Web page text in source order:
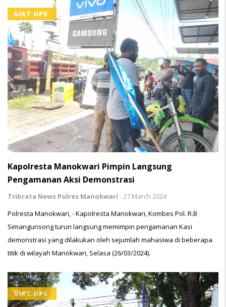
GIAT OPS
Kapolresta Manokwari Pimpin Langsung
Pengamanan Aksi Demonstrasi
Tribrata News Polres Manokwari -27 March 2024
Polresta Manokwari, - Kapolresta Manokwari, Kombes Pol. R.B
Simangunsong turun langsung memimpin pengamanan Kasi
demonstrasi yang dilakukan oleh sejumlah mahasiwa di beberapa
titik di wilayah Manokwari, Selasa (26/03/2024).
GIAT OPS